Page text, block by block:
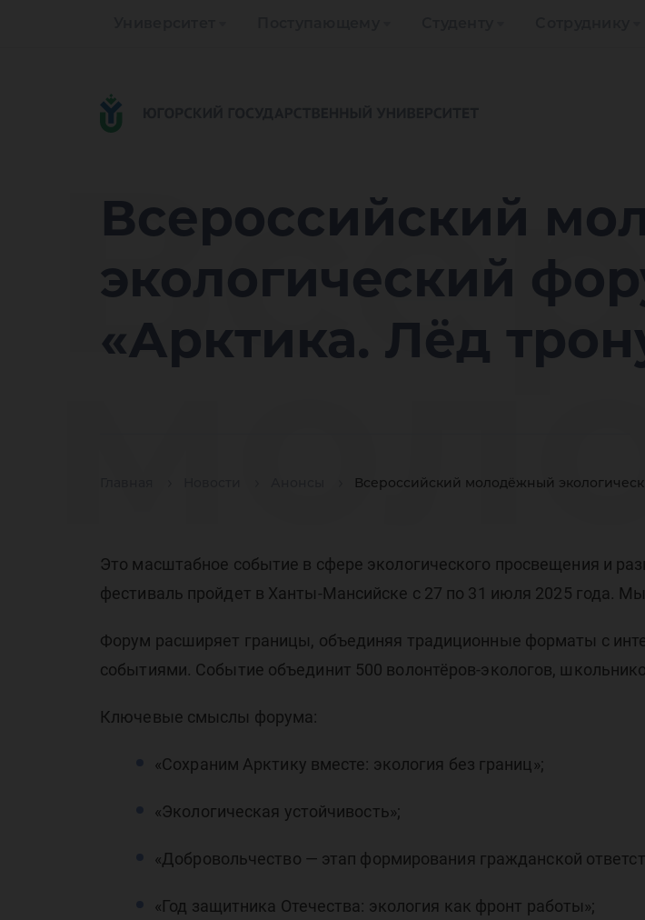
Всероссийский
экологический
«Арктика. Лёд
Всероссийский молодёжный
Это масштабное событие в сфере экологического просвещения и
фестиваль пройдет в Ханты-Мансийске с 27 по 31 июля 2025 года.
Форум расширяет границы, объединяя традиционные форматы с
событиями. Событие объединит 500 волонтёров-экологов,
Ключевые смыслы форума:
«Сохраним Арктику вместе: экология без границ»;
«Экологическая устойчивость»;
«Добровольчество — этап формирования гражданской
«Год защитника Отечества: экология как фронт работы»;